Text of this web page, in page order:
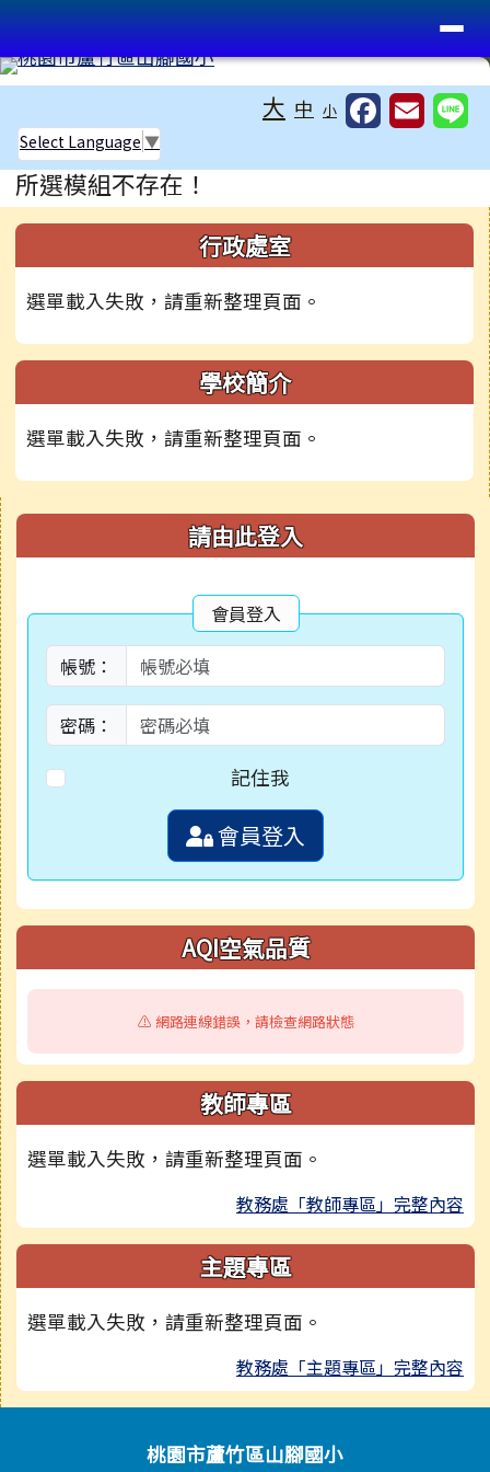
跳至主內容區
桃園市蘆竹區山腳國小
導覽列
大 中 小
Select Language ▼
主內容區域
所選模組不存在！
左邊區域內容 行政處室
選單載入失敗，請重新整理頁面。
學校簡介
選單載入失敗，請重新整理頁面。
右邊區域內容 請由此登入
會員登入
帳號：
密碼：
記住我
會員登入
AQI空氣品質
⚠️ 網路連線錯誤，請檢查網路狀態
教師專區
選單載入失敗，請重新整理頁面。
教務處「教師專區」完整內容
主題專區
選單載入失敗，請重新整理頁面。
教務處「主題專區」完整內容
頁尾區域
頁尾區域內容桃園市蘆竹區山腳國小